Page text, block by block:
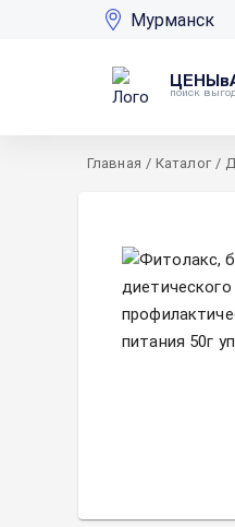
Мурманск
поиск
Главная / Каталог /